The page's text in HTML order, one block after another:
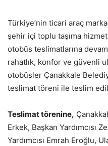
Türkiye’nin ticari araç
şehir içi toplu taşıma
otobüs teslimatlarına
rahatlık, konfor ve güvenli
otobüsler Çanakkale
teslimat töreni ile teslim
Teslimat törenine,
Erkek, Başkan Yardımcısı
Yardımcısı Emrah Eroğlu,